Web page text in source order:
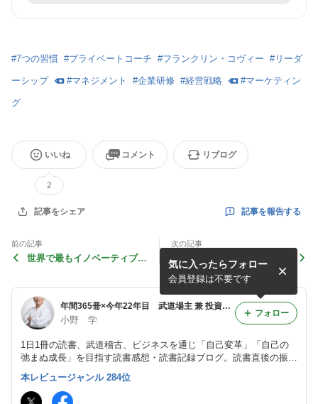
#7つの習慣 #プライベートコーチ #フランクリン・コヴィー #リーダ
ーシップ #マネジメント #企業研修 #経営戦略 #マーケティン
グ
いいね
2
コメント リブログ
記事をシェア 記事を報告する
前の記事
世界で最もイノベーティブな
次の記事
日本史集中講義: 点と点が線
になる/井沢元彦 24167
年間365冊×今年22年目 武道場主 兼 投資会社・コンサル会社 オーナー社長 兼 グロービス経営大学院准教授による読書日記
小野 学
1日1冊の読書、武道稽古、ビジネスを通じ「自己変革」「自己の
弛まぬ成長」を目指す読書感想・読書記録ブログ。読書直後の振り
返り・アウトプット前提のインプットを心がけつつ、将来の自分自
身の為の検索可能なデータベースとして活用。旧「分譲マンション
屋の読書日記」
気に入ったらフォロー
会員登録は不要です
フォロー
本レビュージャンル 284位